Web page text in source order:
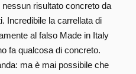
risultato concreto da
Incredibile la carrellata di
al falso Made in Italy
fa qualcosa di concreto.
ma è mai possibile che